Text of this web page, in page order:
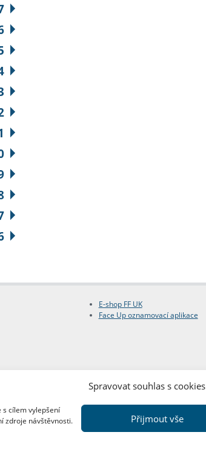
Spravovat souhlas s cookies
s cílem vylepšení
zdroje návštěvnosti.
Přijmout vše
E-shop FF UK
Face Up oznamovací aplikace